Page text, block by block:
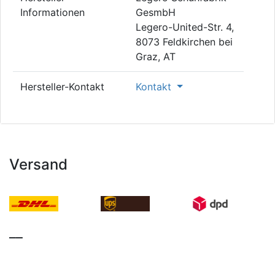
Informationen
GesmbH
Legero-United-Str. 4,
8073 Feldkirchen bei
Graz, AT
Hersteller-Kontakt Kontakt
Versand